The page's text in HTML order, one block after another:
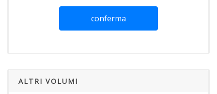
conferma
ALTRI VOLUMI